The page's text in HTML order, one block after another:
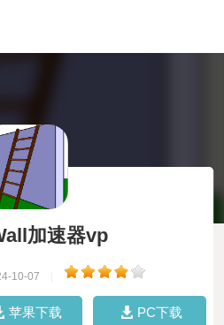
加速器vp
10-07
苹果下载 PC下载